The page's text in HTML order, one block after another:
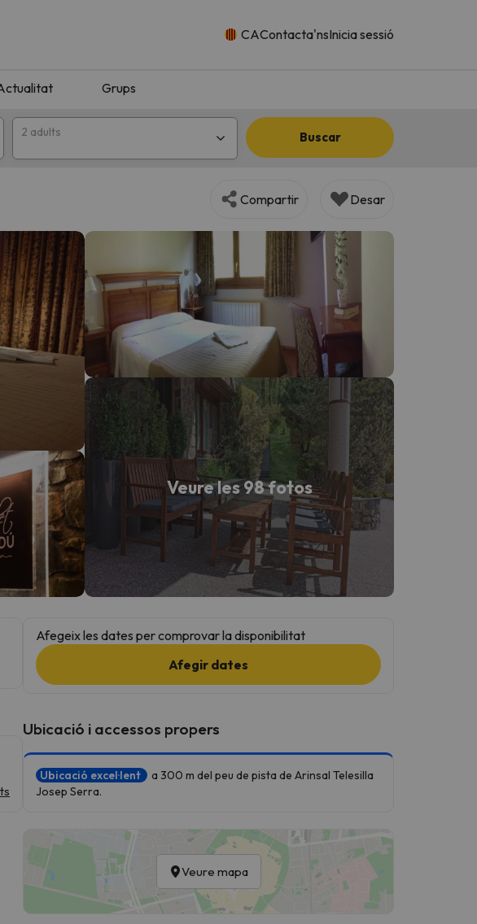
CAContacta'nsInicia sessió
Grups
2 adults Buscar
Compartir Desar
Veure les 98 fotos
Afegeix les dates per comprovar la disponibilitat
Afegir dates
Ubicació i accessos propers
Ubicació excel·lent
a 300 m del peu de pista de Arinsal Telesilla
Josep Serra.
Veure mapa